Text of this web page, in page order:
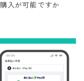
入が可能ですか